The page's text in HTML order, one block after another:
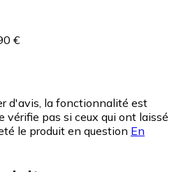
€
d'avis, la fonctionnalité est
vérifie pas si ceux qui ont laissé
le produit en question En